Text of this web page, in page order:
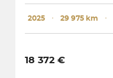
2025 ･ 29 975 km ･
18 372 €